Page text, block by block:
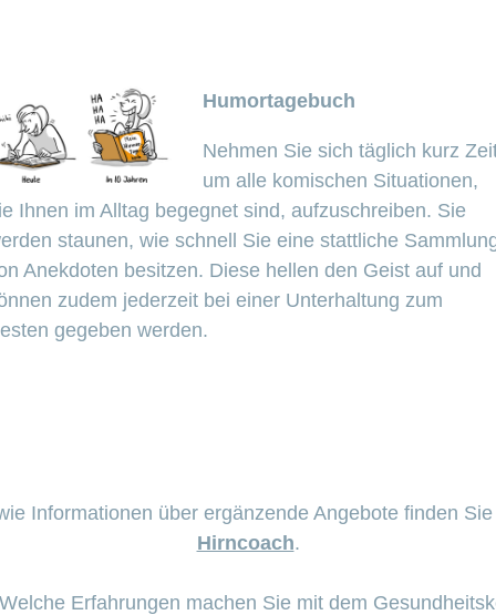
Humortagebuch
Nehmen Sie sich täglich kurz
um alle komischen Situationen,
Ihnen im Alltag begegnet sind, aufzuschreiben. Sie
staunen, wie schnell Sie eine stattliche
Anekdoten besitzen. Diese hellen den Geist auf und
zudem jederzeit bei einer Unterhaltung zum
gegeben werden.
Informationen über ergänzende Angebote finden
Hirncoach.
Erfahrungen machen Sie mit dem